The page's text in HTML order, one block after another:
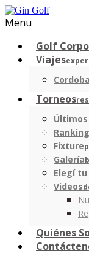
Menu
Golf
Viajes
Torneos
Ranking
Fixture
Galería
Elegí
Videos
Quiénes